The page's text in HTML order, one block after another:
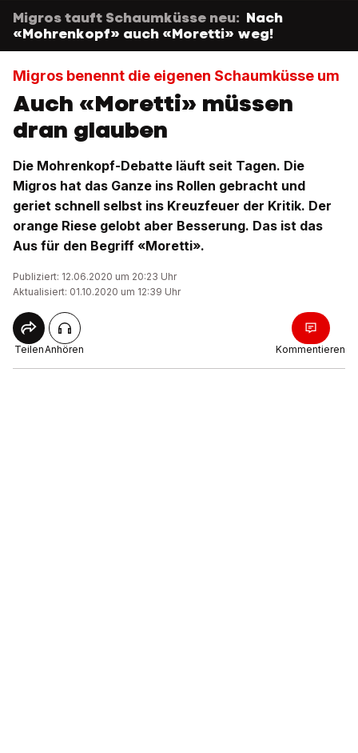
Migros tauft Schaumküsse neu: Nach
«Mohrenkopf» auch «Moretti» weg!
Migros benennt die eigenen Schaumküsse um
Auch «Moretti» müssen
dran glauben
Die Mohrenkopf-Debatte läuft seit Tagen. Die
Migros hat das Ganze ins Rollen gebracht und
geriet schnell selbst ins Kreuzfeuer der Kritik. Der
orange Riese gelobt aber Besserung. Das ist das
Aus für den Begriff «Moretti».
Publiziert: 12.06.2020 um 20:23 Uhr
Aktualisiert: 01.10.2020 um 12:39 Uhr
TeilenAnhören Kommentieren